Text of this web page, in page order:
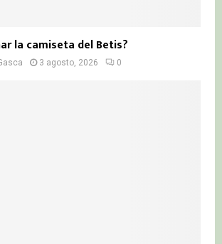
la camiseta del Betis?
3 agosto, 2026 0